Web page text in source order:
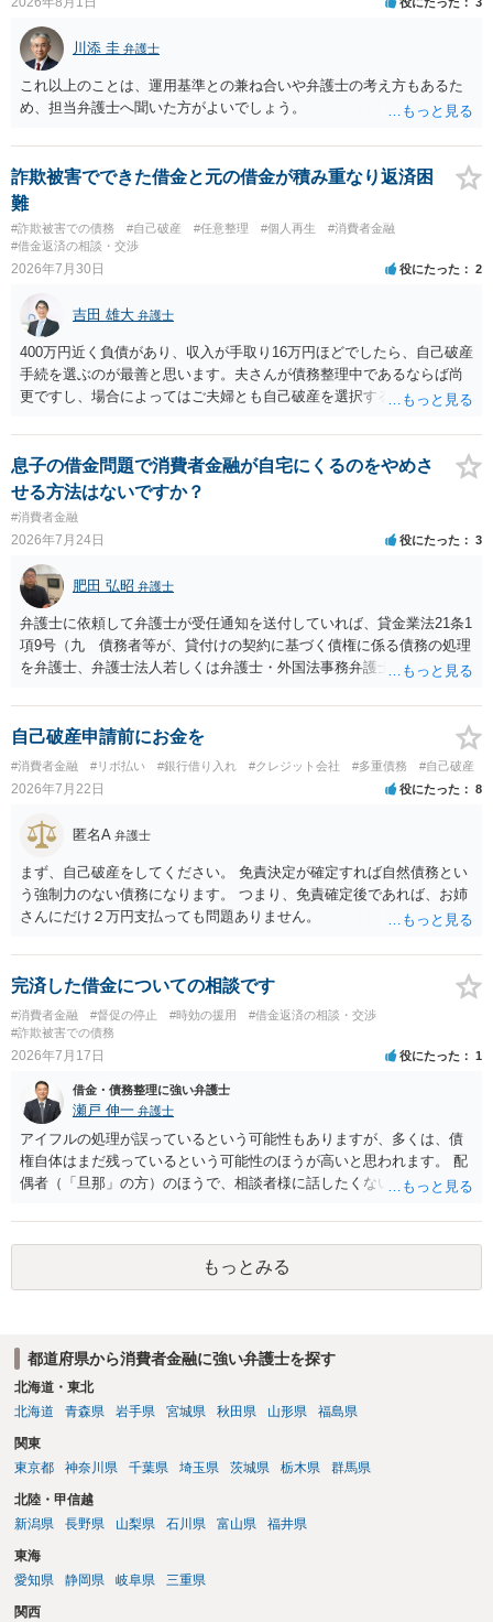
川添 圭 弁護士
これ以上のことは、運用基準との兼ね合いや弁護士の考え方もあるた
め、担当弁護士へ聞いた方がよいでしょう。
詐欺被害でできた借金と元の借金が積み重なり返済困
難
#詐欺被害での債務 #自己破産 #任意整理 #個人再生
#消費者金融
#借金返済の相談・交渉
2026年7月30日 役にたった 2
吉田 雄大 弁護士
400万円近く負債があり、収入が手取り16万円ほどでしたら、自己破産
手続を選ぶのが最善と思います。夫さんが債務整理中であるならば尚
更ですし、場合によってはご夫婦とも自己破産を選択する方法もある
息子の借金問題で消費者金融が自宅にくるのをやめさ
せる方法はないですか？
#消費者金融
2026年7月24日 役にたった 3
肥田 弘昭 弁護士
弁護士に依頼して弁護士が受任通知を送付していれば、貸金業法21条1
項9号（九 債務者等が、貸付けの契約に基づく債権に係る債務の処理
を弁護士、弁護士法人若しくは弁護士・外国法事務弁護士共同法人若
等」という。）に委託し、又はその処理のため必要な裁判所における
民事事件に関する手続をとり、弁護士等又は裁判所から書面によりそ
の旨の通知があつた場合において、正当な理由がないのに、債務者等
に対し、電話をかけ、電報を送達し、若しくはファクシミリ装置を用
いて送信し、又は訪問する方法により、当該債務を弁済することを要
求し、これに対し債務者等から直接要求しないよう求められたにもか
かわらず、更にこれらの方法で当該債務を弁済することを要求するこ
と。）に違反しています。監督官庁に行政処分を求める、裁判所に仮
処分申請、不退去罪が成立すれば警察に通報などの対応が考えられま
す。ご参考にしてください。
自己破産申請前にお金を
#消費者金融 #リボ払い #銀行借り入れ #クレジット会社 #多重債務 #自己破産
2026年7月22日 役にたった 8
匿名A 弁護士
まず、自己破産をしてください。 免責決定が確定すれば自然債務とい
う強制力のない債務になります。 つまり、免責確定後であれば、お姉
さんにだけ２万円支払っても問題ありません。
完済した借金についての相談です
#消費者金融 #督促の停止 #時効の援用
#借金返済の相談・交渉
#詐欺被害での債務
2026年7月17日 役にたった 1
借金・債務整理に強い弁護士
瀬戸 伸一 弁護士
アイフルの処理が誤っているという可能性もありますが、多くは、債
権自体はまだ残っているという可能性のほうが高いと思われます。 配
偶者（「旦那」の方）のほうで、相談者様に話したくない事情等もあ
援用という方法も取れる可能性があるため、御主人に法律事務所に相
談にいくように説得されてはどうでしょうか。相談者様が一緒だと話
せない事情もあるかもしれないのでおひとりで行ってもらうほうがい
いかもしれません。 配偶者の債務がある状態で配偶者が亡くなると債
て相談にいくようにお話してみてはどうでしょうか。
もっとみる
都道府県から消費者金融に強い弁護士を探す
北海道・東北
北海道
青森県 岩手県 宮城県 秋田県 山形県 福島県
関東
東京都
神奈川県 千葉県 埼玉県 茨城県 栃木県 群馬県
北陸・甲信越
新潟県
長野県 山梨県 石川県 富山県 福井県
東海
愛知県
静岡県 岐阜県 三重県
関西